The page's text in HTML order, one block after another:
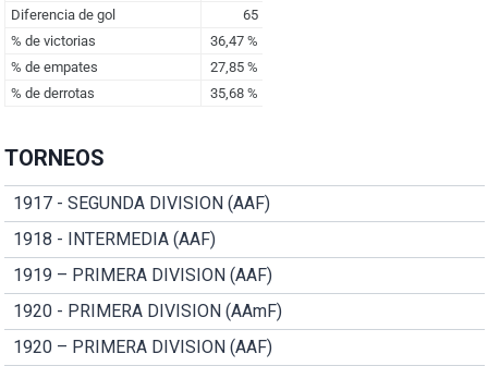
TORNEOS
1917 - SEGUNDA DIVISION (AAF)
1918 - INTERMEDIA (AAF)
1919 – PRIMERA DIVISION (AAF)
1920 - PRIMERA DIVISION (AAmF)
1920 – PRIMERA DIVISION (AAF)